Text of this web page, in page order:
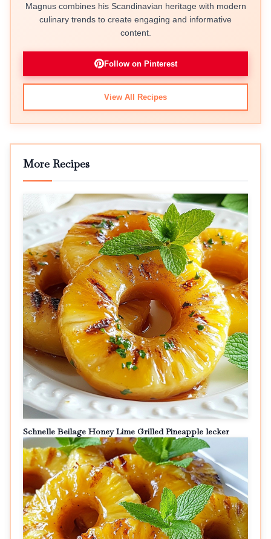
Magnus combines his Scandinavian heritage with modern
culinary trends to create engaging and informative
content.
Follow on Pinterest
View All Recipes
More Recipes
Schnelle Beilage Honey Lime Grilled Pineapple lecker